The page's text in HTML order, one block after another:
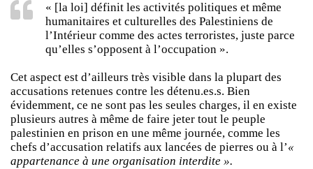
« [la loi] définit les activités politiques et même
humanitaires et culturelles des Palestiniens de
l’Intérieur comme des actes terroristes, juste parce
qu’elles s’opposent à l’occupation ».
Cet aspect est d’ailleurs très visible dans la plupart des
accusations retenues contre les détenu.es.s. Bien
évidemment, ce ne sont pas les seules charges, il en existe
plusieurs autres à même de faire jeter tout le peuple
palestinien en prison en une même journée, comme les
chefs d’accusation relatifs aux lancées de pierres ou à l’«
appartenance à une organisation interdite ».